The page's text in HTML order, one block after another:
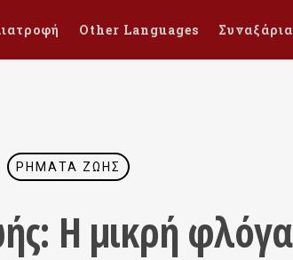
Other Languages Συναξάρια
ΡΉΜΑΤΑ ΖΩΉΣ
Η μικρή φλόγα